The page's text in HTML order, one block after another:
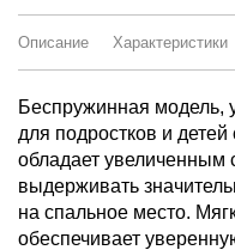
900*2000*180
Описание Характеристики
Беспружинная модель,
для подростков и
обладает
выдерживать
на спальное место.
обеспечивает